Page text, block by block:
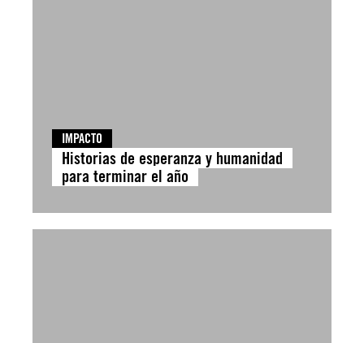
IMPACTO
Historias de esperanza y humanidad
para terminar el año